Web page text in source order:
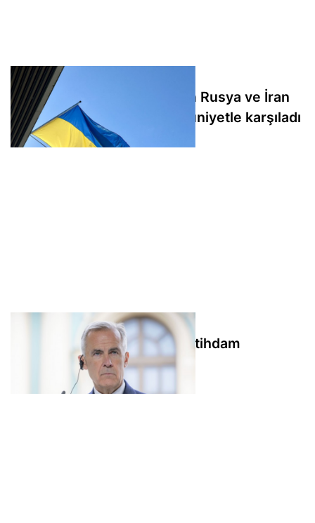
Ukrayna, ABD Senatosu'nun Rusya ve İran
yaptırımları yasasını memnuniyetle karşıladı
Carney: Rio Tinto'ya 5 bin istihdam
korunacak